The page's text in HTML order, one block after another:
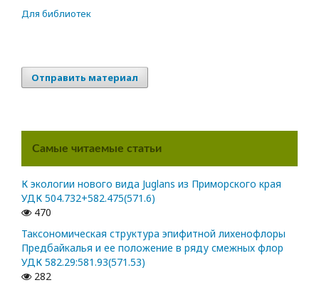
Для библиотек
Отправить материал
Самые читаемые статьи
К экологии нового вида Juglans из Приморского края
УДК 504.732+582.475(571.6)
470
Таксономическая структура эпифитной лихенофлоры
Предбайкалья и ее положение в ряду смежных флор
УДК 582.29:581.93(571.53)
282